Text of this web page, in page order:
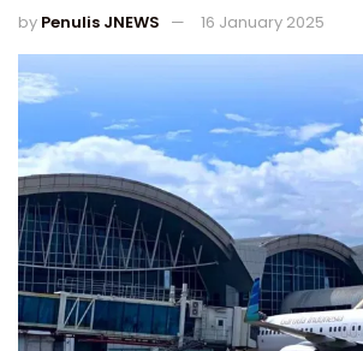
by Penulis JNEWS 16 January 2025